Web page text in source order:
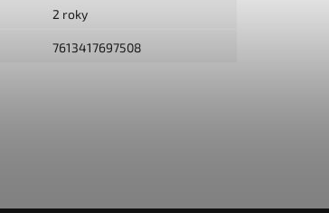
2 roky
7613417697508